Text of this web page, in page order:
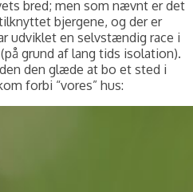
bred; men som nævnt er det
bjergene, og der er
udviklet en selvstændig race i
grund af lang tids isolation).
den glæde at bo et sted i
forbi “vores” hus: